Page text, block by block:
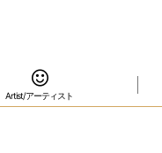
Artist/アーティスト